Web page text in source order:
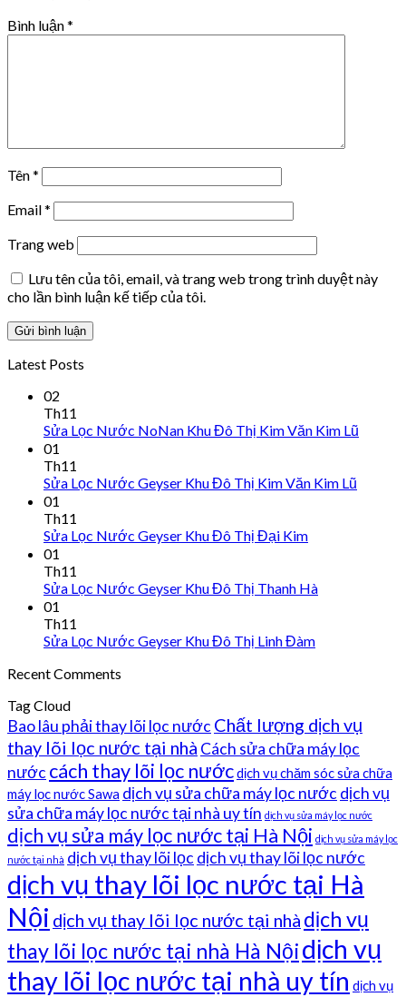
Bình luận*
Tên*
Email*
Trang web
Lưu tên của tôi, email, và trang web trong trình duyệt này
cho lần bình luận kế tiếp của tôi.
Latest Posts
02
Th11
Sửa Lọc Nước NoNan Khu Đô Thị Kim Văn Kim Lũ
01
Th11
Sửa Lọc Nước Geyser Khu Đô Thị Kim Văn Kim Lũ
01
Th11
Sửa Lọc Nước Geyser Khu Đô Thị Đại Kim
01
Th11
Sửa Lọc Nước Geyser Khu Đô Thị Thanh Hà
01
Th11
Sửa Lọc Nước Geyser Khu Đô Thị Linh Đàm
Recent Comments
Tag Cloud
Bao lâu phải thay lõi lọc nước Chất lượng dịch vụ
thay lõi lọc nước tại nhà Cách sửa chữa máy lọc
nước cách thay lõi lọc nướcdịch vụ chăm sóc sửa chữa
máy lọc nước Sawa dịch vụ sửa chữa máy lọc nước dịch vụ
sửa chữa máy lọc nước tại nhà uy tín dịch vụ sửa máy lọc nước
dịch vụ sửa máy lọc nước tại Hà Nội dịch vụ sửa máy lọc
nước tại nhà dịch vụ thay lõi lọc dịch vụ thay lõi lọc nước
dịch vụ thay lõi lọc nước tại Hà
Nội dịch vụ thay lõi lọc nước tại nhà dịch vụ
thay lõi lọc nước tại nhà Hà Nộidịch vụ
thay lõi lọc nước tại nhà uy tín dịch vụ